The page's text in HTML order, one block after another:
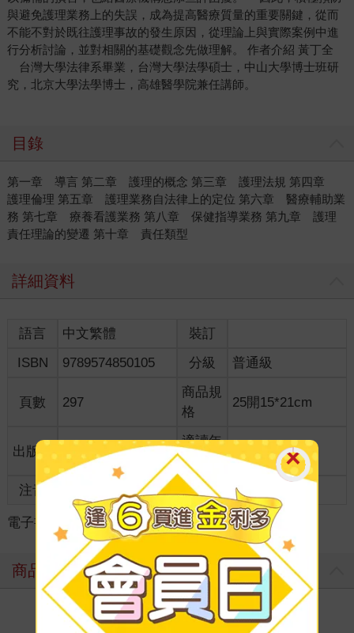
與避免護理業務上的失誤，成為提高醫療質量的重要關鍵，從而
不能不對於既往護理事故的發生原因，從理論上與實際案例中進
行分析討論，並對相關的基礎觀念先做理解。 作者介紹 黃丁全
台灣大學法律系畢業，台灣大學法學碩士，中山大學博士班研
究，北京大學法學博士，高雄醫學院兼任講師。
目錄
第一章 導言 第二章 護理的概念 第三章 護理法規 第四章
護理倫理 第五章 護理業務自法律上的定位 第六章 醫療輔助業
務 第七章 療養看護業務 第八章 保健指導業務 第九章 護理
責任理論的變遷 第十章 責任類型
詳細資料
語言 中文繁體
裝訂
ISBN
9789574850105 分級 普通級
頁數 297
商品規
格
25開15*21cm
出版地 台灣
適讀年
齡
全齡適讀
注音 級別
電子書 ＞ 社會哲思 ＞ 社會議題 ＞ 醫療議題
商品評價
寫評價